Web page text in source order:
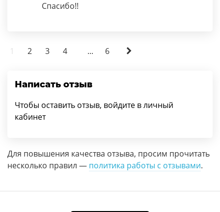
Спасибо!!
1 2 3 4 ... 6
Написать отзыв
Чтобы оставить отзыв, войдите в личный
кабинет
Для повышения качества отзыва, просим прочитать
несколько правил — политика работы с отзывами.